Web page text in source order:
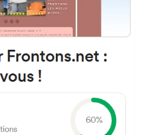
FRONTÓN
FRONTÓN
Espagne
10005 España